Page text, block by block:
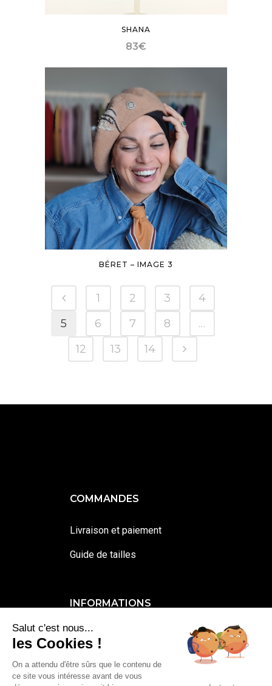
SHANA
83€
BÉRET – IMAGE 3
1 2 3
4
5
6 7 8
…
12
13 14
COMMANDES
Livraison et paiement
Guide de tailles
INFORMATIONS
Contactez-moi
Mentions légales et cookies
Conditions générales de vente
Salut c'est nous...
les Cookies !
On a attendu d'être sûrs que le contenu de
ce site vous intéresse avant de vous